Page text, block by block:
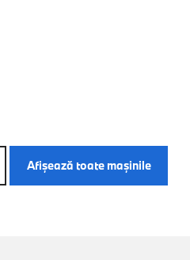
Afişează toate maşinile